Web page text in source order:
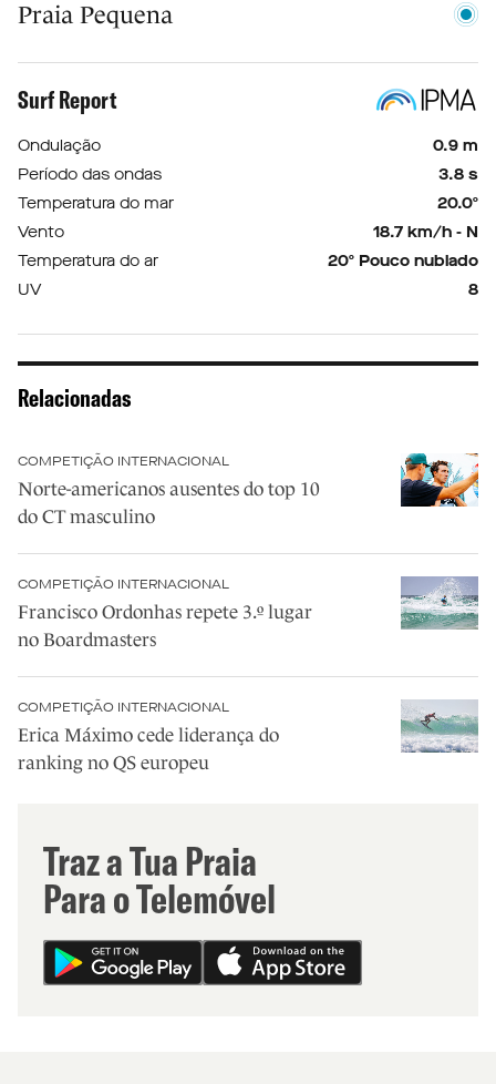
Praia Pequena
Surf Report
Ondulação
0.9 m
Período das ondas
3.8 s
Temperatura do mar
20.0º
Vento
18.7 km/h - N
Temperatura do ar
20º Pouco nublado
UV
8
Relacionadas
COMPETIÇÃO INTERNACIONAL
Norte-americanos ausentes do top 10
do CT masculino
COMPETIÇÃO INTERNACIONAL
Francisco Ordonhas repete 3.º lugar
no Boardmasters
COMPETIÇÃO INTERNACIONAL
Erica Máximo cede liderança do
ranking no QS europeu
Traz a Tua Praia
Para o Telemóvel